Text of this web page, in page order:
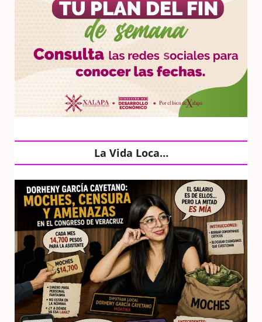
La Vida Loca…